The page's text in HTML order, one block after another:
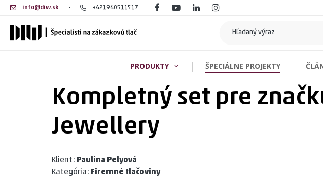
info@diw.sk +421940511517
Vizitky
Knihy, časopisy a publikácie
Firemné tlačoviny
Klasické vizitky
PRODUKTY ŠPECIÁLNE PROJEKTY
Kompletný set pre
Jewellery
Klient: Paulína Pelyová
Kategória: Firemné tlačoviny